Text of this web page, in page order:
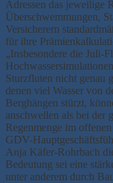
Adressen das jeweilige
Überschwemmungen,
Versicherern
für ihre
„Insbesondere die Juli-
Hochwassersimulationen
Sturzfluten nicht genau
denen viel Wasser von
Berghängen stürzt,
anschwellen als bei der
Regenmenge im
GDV-
Anja Käfer-Rohrbach
Bedeutung sei eine
unter anderem durch